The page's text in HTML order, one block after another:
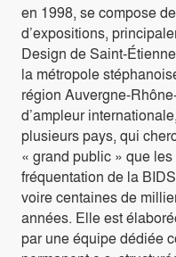
en 1998, se compose
d’expositions,
Design de Saint-
la métropole
région Auvergne-
d’ampleur
plusieurs pays, qui
« grand public » que
fréquentation de la
voire centaines de
années. Elle est
par une équipe dédiée